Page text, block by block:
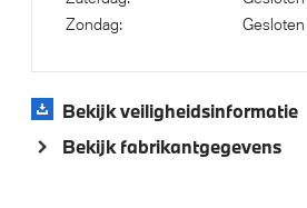
Parking Assistant
Aandrijving en onderstel
Zondag:
Gesloten
Bekijk veiligheidsinformatie
Bekijk fabrikantgegevens